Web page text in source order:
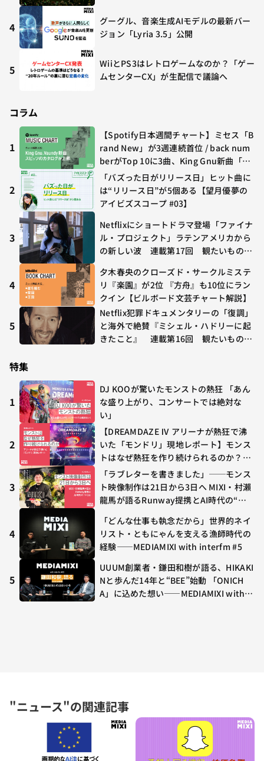
"ニュース"の関連記事
4
グーグル、音楽生成AIモデルの最新バー
ジョン「Lyria 3.5」公開
5
WiiとPS3はレトロゲームなのか？「ゲー
ムセンターCX」が生配信で議論へ
コラム
1
【Spotify日本週間チャート】ミセス「B
rand New」が3週連続首位 / back num
berがTop 10に3曲、King Gnu新曲「G
O GHOST」が初登場〜集計期間：2026
年7/24〜7/30
2
「バズった日がリリース日」ヒット曲に
は“リリース日”が5個ある【望月優夢の
アイビズスコープ #03】
3
Netflixにショートドラマ登場「ファイナ
ル・プロジェクト」ラテンアメリカから
の新しい波 連載第17回 観たいものが
4
夕木春央のクローズド・サークルミステ
リ『楽園』が2位 『方舟』も10位にラン
クイン【ビルボード文芸チャート解説】
5
Netflix犯罪ドキュメンタリーの「復調」
と海外で絶賛『ミシェル・ハドリーに起
きたこと』 連載第16回 観たいものが
特集
1
DJ KOOが驚いたモンストの熱狂 「あん
な盛り上がり、コンサートでは絶対な
い」
2
【DREAMDAZE Ⅳ アリーナが熱狂で沸
いた「モンドリ」現地レポート】モンス
トはなぜ熱狂を作り続けられるのか？コ
ラボ初の“真獣神化”やDJ KOO、てつ
や、兎田ぺこら、壱百満天原サロメらも
集結
3
「ラブレターを書きました」──モンス
ト映像制作は21日から3日へ MIXI・村瀨
龍馬が語るRunway提携とAI時代の“つ
4
「どんな仕事も執念だから」世界的ネイ
リスト・ともにゃんを支える漁師時代の
経験——MEDIAMIXI with interfm #5
5
UUUM創業者・鎌田和樹が語る、HIKAKI
Nと歩んだ14年と“BEE”始動 「ONICH
A」に込めた想い——MEDIAMIXI with in